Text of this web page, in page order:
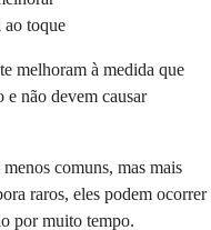
ao toque
melhoram à medida que
e não devem causar
comuns, mas mais
raros, eles podem ocorrer
por muito tempo.